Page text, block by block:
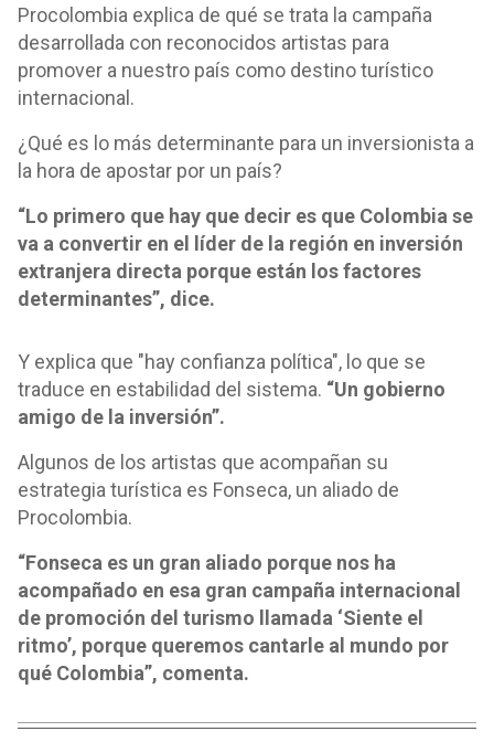
Procolombia explica de qué se trata la campaña
desarrollada con reconocidos artistas para
promover a nuestro país como destino turístico
internacional.
¿Qué es lo más determinante para un inversionista a
la hora de apostar por un país?
“Lo primero que hay que decir es que Colombia se
va a convertir en el líder de la región en inversión
extranjera directa porque están los factores
determinantes”, dice.
Y explica que "hay confianza política", lo que se
traduce en estabilidad del sistema. “Un gobierno
amigo de la inversión”.
Algunos de los artistas que acompañan su
estrategia turística es Fonseca, un aliado de
Procolombia.
“Fonseca es un gran aliado porque nos ha
acompañado en esa gran campaña internacional
de promoción del turismo llamada ‘Siente el
ritmo’, porque queremos cantarle al mundo por
qué Colombia”, comenta.